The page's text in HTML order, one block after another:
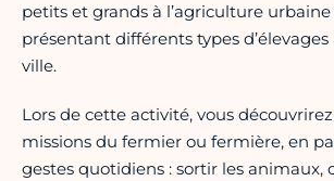
petits et grands à l’agriculture
présentant différents types d’élevages
ville.
Lors de cette activité, vous
missions du fermier ou fermière, en
gestes quotidiens : sortir les animaux,